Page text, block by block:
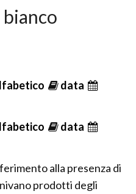
data
data
alla presenza di
prodotti degli